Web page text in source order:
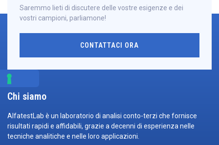
Saremmo lieti di discutere delle vostre esigenze e dei
vostri campioni, parliamone!
CONTATTACI ORA
Chi siamo
AlfatestLab è un laboratorio di analisi conto-terzi che fornisce
risultati rapidi e affidabili, grazie a decenni di esperienza nelle
tecniche analitiche e nelle loro applicazioni.